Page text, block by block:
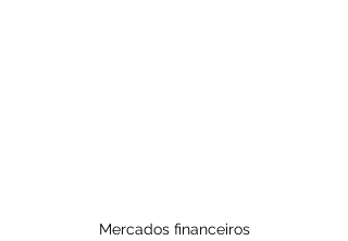
Mercados financeiros